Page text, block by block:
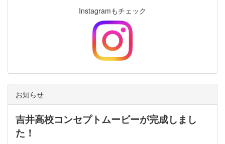
Instagramもチェック
お知らせ
吉井高校コンセプトムービーが完成しまし
た！